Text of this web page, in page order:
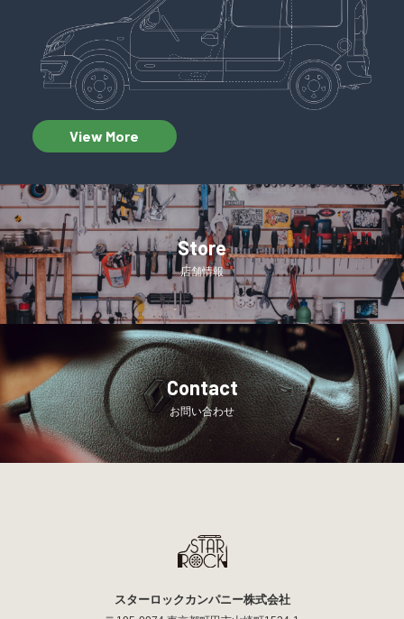
View More
Store
店舗情報
Contact
お問い合わせ
スターロックカンパニー株式会社